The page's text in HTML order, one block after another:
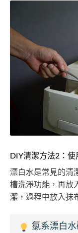
DIY清潔方法2：使
漂白水是常見的清
槽洗淨功能，再放
潔，過程中放入抹
氯系漂白